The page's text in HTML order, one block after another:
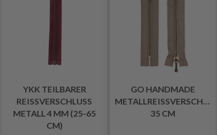
YKK TEILBARER
REISSVERSCHLUSS M
ETALL 4 MM (25-65 C
M)
GO HANDMADE
5 CM